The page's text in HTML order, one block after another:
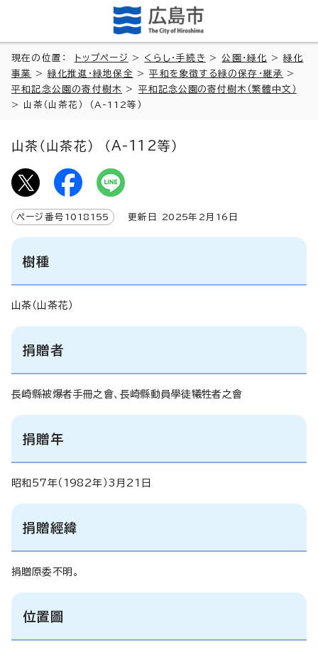
現在の位置： トップページ > くらし・手続き >公園・緑化 >緑化
事業
>緑化推進・緑地保全 >平和を象徴する緑の保存・継承
>
平和記念公園の寄付樹木
> 平和記念公園の寄付樹木（繁體中文）
> 山茶（山茶花） （A-112等）
山茶（山茶花） （A-112等）
ページ番号 1018155 更新日 2025年2月 16 日
樹種
山茶（山茶花）
捐贈者
長崎縣被爆者手冊之會、長崎縣動員學徒犧牲者之會
捐贈年
昭和57年（1982年）3月21日
捐贈經緯
捐贈原委不明。
位置圖